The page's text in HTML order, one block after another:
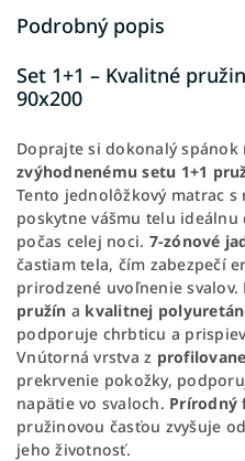
Podrobný popis
Set 1+1 – Kvalitné
90x200
Doprajte si dokonalý spánok
zvýhodnenému setu 1+1
Tento jednolôžkový matrac
poskytne vášmu telu
počas celej noci. 7-zónové
častiam tela, čím zabezpečí
prirodzené uvoľnenie svalov.
pružín a kvalitnej
podporuje chrbticu a
Vnútorná vrstva z
prekrvenie pokožky,
napätie vo svaloch. Prírodný
pružinovou časťou zvyšuje
jeho životnosť.